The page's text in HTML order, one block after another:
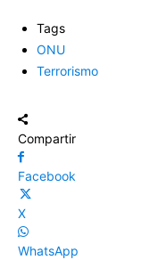
Tags
ONU
Terrorismo
Compartir
Facebook
X
WhatsApp